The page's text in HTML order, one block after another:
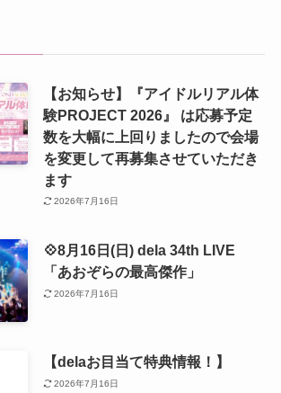
【お知らせ】『アイドルリアル体
験PROJECT 2026』 は応募予定
数を大幅に上回りましたので会場
を変更して再募集させていただき
ます
2026年7月16日
💠8月16日(日) dela 34th LIVE
「あおぞらの最高傑作」
2026年7月16日
【delaお目当て特典情報！】
2026年7月16日